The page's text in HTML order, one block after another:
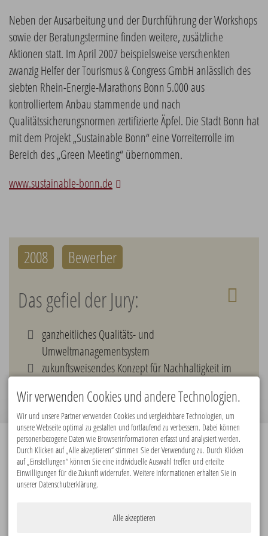
Neben der Ausarbeitung und der Durchführung der Workshops
sowie der Beratungstermine finden weitere, zusätzliche
Aktionen statt. Im April 2007 beispielsweise verschenkten
zwanzig Helfer der Tourismus & Congress GmbH anlässlich des
siebten Rhein-Energie-Marathons Bonn 5.000 aus
kontrolliertem Anbau stammende und nach
Qualitätssicherungsnormen zertifizierte Äpfel. Die Stadt Bonn hat
mit dem Projekt „Sustainable Bonn“ eine Vorreiterrolle im
Bereich des „Green Meeting“ übernommen.
www.sustainable-bonn.de
2008 Bewerber
Das gefiel der Jury:
ganzheitliches Qualitäts- und
Umweltmanagementsystem
zukunftsweisendes Konzept für Nachhaltigkeit im
Premiumpartner:
Wir verwenden Cookies und andere Technologien.
Wir und unsere Partner verwenden Cookies und vergleichbare Technologien, um
unsere Webseite optimal zu gestalten und fortlaufend zu verbessern. Dabei können
personenbezogene Daten wie Browserinformationen erfasst und analysiert werden.
Durch Klicken auf „Alle akzeptieren“ stimmen Sie der Verwendung zu. Durch Klicken
auf „Einstellungen“ können Sie eine individuelle Auswahl treffen und erteilte
Einwilligungen für die Zukunft widerrufen. Weitere Informationen erhalten Sie in
unserer Datenschutzerklärung.
Alle akzeptieren